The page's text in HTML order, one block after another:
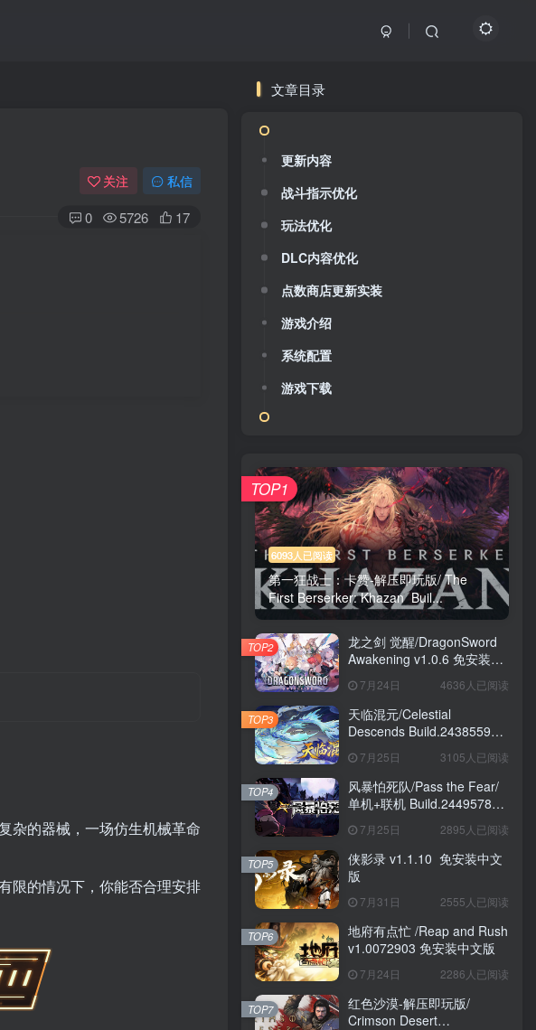
关注 私信
0 5726 17
杂的器械，一场仿生机械革命
限的情况下，你能否合理安排
文章目录
更新内容
战斗指示优化
玩法优化
DLC内容优化
点数商店更新实装
游戏介绍
系统配置
游戏下载
6093人已阅读
第一狂战士：卡赞-解压即玩版/ The
First Berserker: Khazan Buil...
TOP1
龙之剑 觉醒/DragonSword
Awakening v1.0.6 免安装中
7月24日 4636人已阅读
TOP2
天临混元/Celestial
Descends Build.24385591
7月25日 3105人已阅读
TOP3
风暴怕死队/Pass the Fear/
单机+联机 Build.24495782
7月25日 2895人已阅读
TOP4
侠影录 v1.1.10 免安装中文
版
7月31日 2555人已阅读
TOP5
地府有点忙 /Reap and Rush
v1.0072903 免安装中文版
7月24日 2286人已阅读
TOP6
红色沙漠-解压即玩版/
Crimson Desert
TOP7